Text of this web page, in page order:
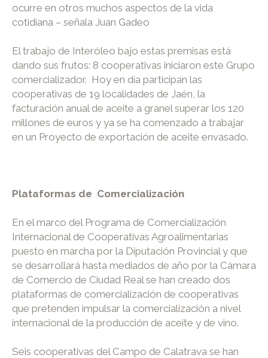
ocurre en otros muchos aspectos de la vida
cotidiana – señala Juan Gadeo
El trabajo de Interóleo bajo estas premisas está
dando sus frutos: 8 cooperativas iniciaron este Grupo
comercializador. Hoy en día participan las
cooperativas de 19 localidades de Jaén, la
facturación anual de aceite a granel superar los 120
millones de euros y ya se ha comenzado a trabajar
en un Proyecto de exportación de aceite envasado.
Plataformas de Comercialización
En el marco del Programa de Comercialización
Internacional de Cooperativas Agroalimentarias
puesto en marcha por la Diputación Provincial y que
se desarrollará hasta mediados de año por la Cámara
de Comercio de Ciudad Real se han creado dos
plataformas de comercialización de cooperativas
que pretenden impulsar la comercialización a nivel
internacional de la producción de aceite y de vino.
Seis cooperativas del Campo de Calatrava se han